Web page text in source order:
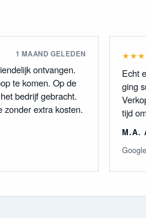
1 MAAND GELEDEN
ontvangen.
te komen. Op de
bedrijf gebracht.
zonder extra kosten.
★★★
Echt
ging
tijd
M.A.